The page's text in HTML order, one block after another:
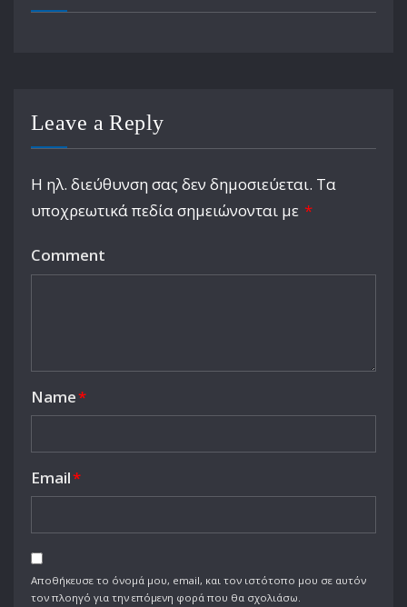
Leave a Reply
Η ηλ. διεύθυνση σας δεν δημοσιεύεται. Τα
υποχρεωτικά πεδία σημειώνονται με *
Comment
Name*
Email*
Αποθήκευσε το όνομά μου, email, και τον ιστότοπο μου σε αυτόν
τον πλοηγό για την επόμενη φορά που θα σχολιάσω.